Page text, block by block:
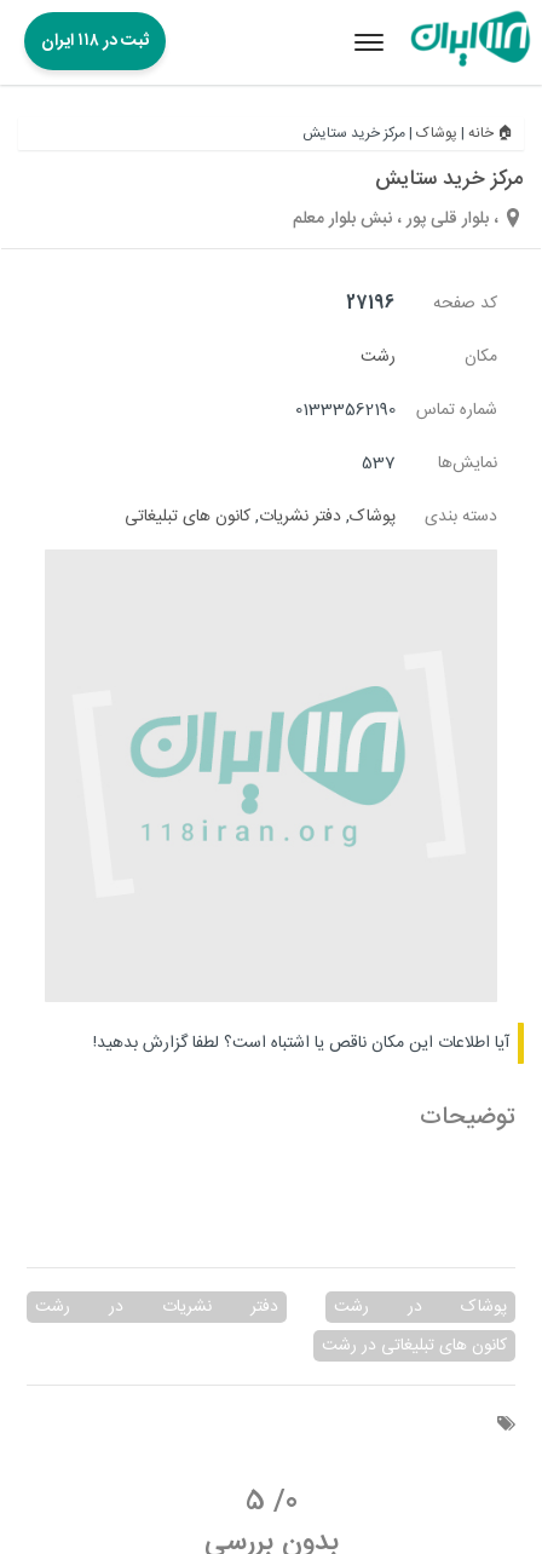
Toggle
ثبت در ۱۱۸ ایران
🏠 خانه | پوشاک |مرکز خرید ستایش
مرکز خرید ستایش
، بلوار قلی پور ، نبش بلوار معلم
کد صفحه
27196
مکان
رشت
شماره تماس
01333562190
نمایش‌ها
537
دسته بندی
پوشاک,دفتر نشریات,کانون های تبلیغاتی
آیا اطلاعات این مکان ناقص یا اشتباه است؟ لطفا گزارش بدهید!
توضیحات
پوشاک در رشت
دفتر نشریات در رشت
کانون های تبلیغاتی در رشت
0
/
5
بدون بررسی